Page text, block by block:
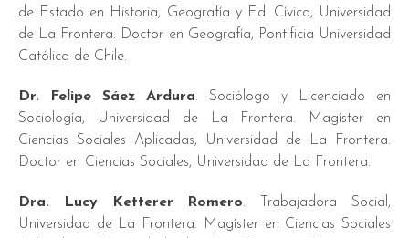
de Estado en Historia, Geografía y Ed. Cívica, Universidad
de La Frontera. Doctor en Geografía, Pontificia Universidad
Católica de Chile.
Dr. Felipe Sáez Ardura. Sociólogo y Licenciado en
Sociología, Universidad de La Frontera. Magíster en
Ciencias Sociales Aplicadas, Universidad de La Frontera.
Doctor en Ciencias Sociales, Universidad de La Frontera.
Dra. Lucy Ketterer Romero. Trabajadora Social,
Universidad de La Frontera. Magíster en Ciencias Sociales